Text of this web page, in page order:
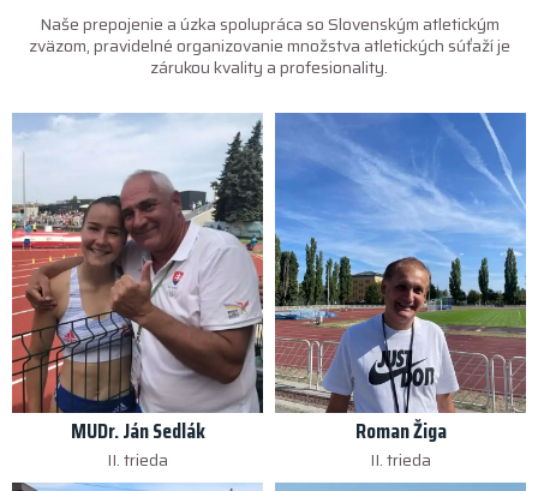
Naše prepojenie a úzka spolupráca so Slovenským atletickým
zväzom, pravidelné organizovanie množstva atletických súťaží je
zárukou kvality a profesionality.
MUDr. Ján Sedlák
II. trieda
Roman Žiga
II. trieda